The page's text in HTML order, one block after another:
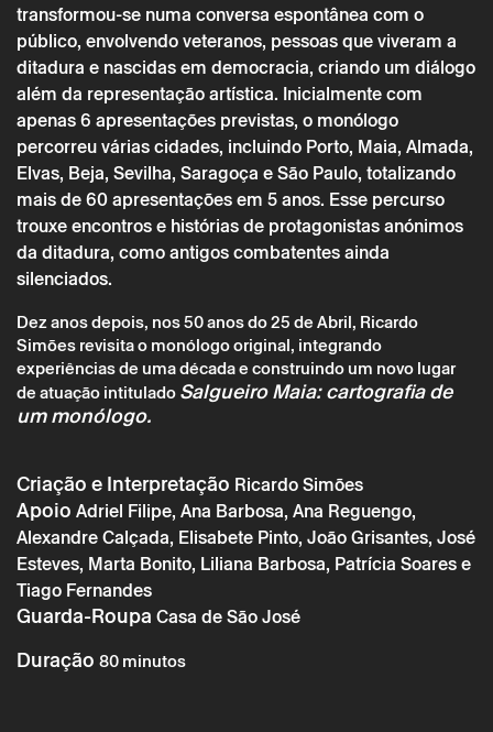
transformou-se numa conversa espontânea com o
público, envolvendo veteranos, pessoas que viveram a
ditadura e nascidas em democracia, criando um diálogo
além da representação artística. Inicialmente com
apenas 6 apresentações previstas, o monólogo
percorreu várias cidades, incluindo Porto, Maia, Almada,
Elvas, Beja, Sevilha, Saragoça e São Paulo, totalizando
mais de 60 apresentações em 5 anos. Esse percurso
trouxe encontros e histórias de protagonistas anónimos
da ditadura, como antigos combatentes ainda
silenciados.
Dez anos depois, nos 50 anos do 25 de Abril, Ricardo
Simões revisita o monólogo original, integrando
experiências de uma década e construindo um novo lugar
de atuação intituladoSalgueiro Maia: cartografia de
um monólogo.
Criação e Interpretação Ricardo Simões
Apoio Adriel Filipe, Ana Barbosa, Ana Reguengo,
Alexandre Calçada, Elisabete Pinto, João Grisantes, José
Esteves, Marta Bonito, Liliana Barbosa, Patrícia Soares e
Tiago Fernandes
Guarda-Roupa Casa de São José
Duração 80 minutos
Quarta 30 outubro→ Teatro
CTB: Salgueiro Maia: Cartografia de um
Monólogo – Teatro do Noroeste
* campos de preenchimento obrigatório.
A reserva só é válida após confirmação da parte do Theatro
Os seus dados pessoais serão tratados pelo Theatro Circo
* campos de preenchimento obrigatório.